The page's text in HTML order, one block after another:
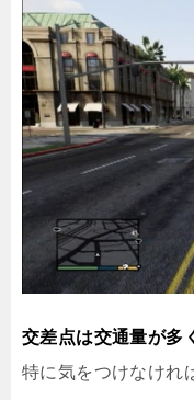
交差点は交通量が多
特に気をつけなけれ